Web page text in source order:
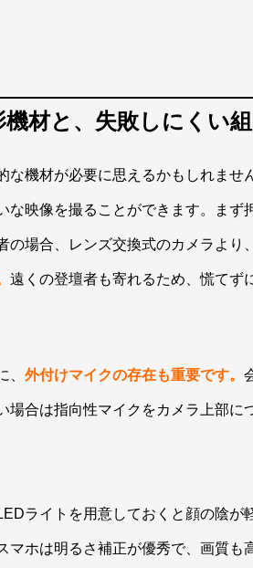
材と、失敗しにくい
な機材が必要に思えるかもしれませ
映像を撮ることができます。まず
の場合、レンズ交換式のカメラより、
遠くの登壇者も寄れるため、慌てず
、 外付けマイクの存在も重要です。
場合は指向性マイクをカメラ上部に
ライトを用意しておくと顔の陰が
マホは明るさ補正が優秀で、画質も